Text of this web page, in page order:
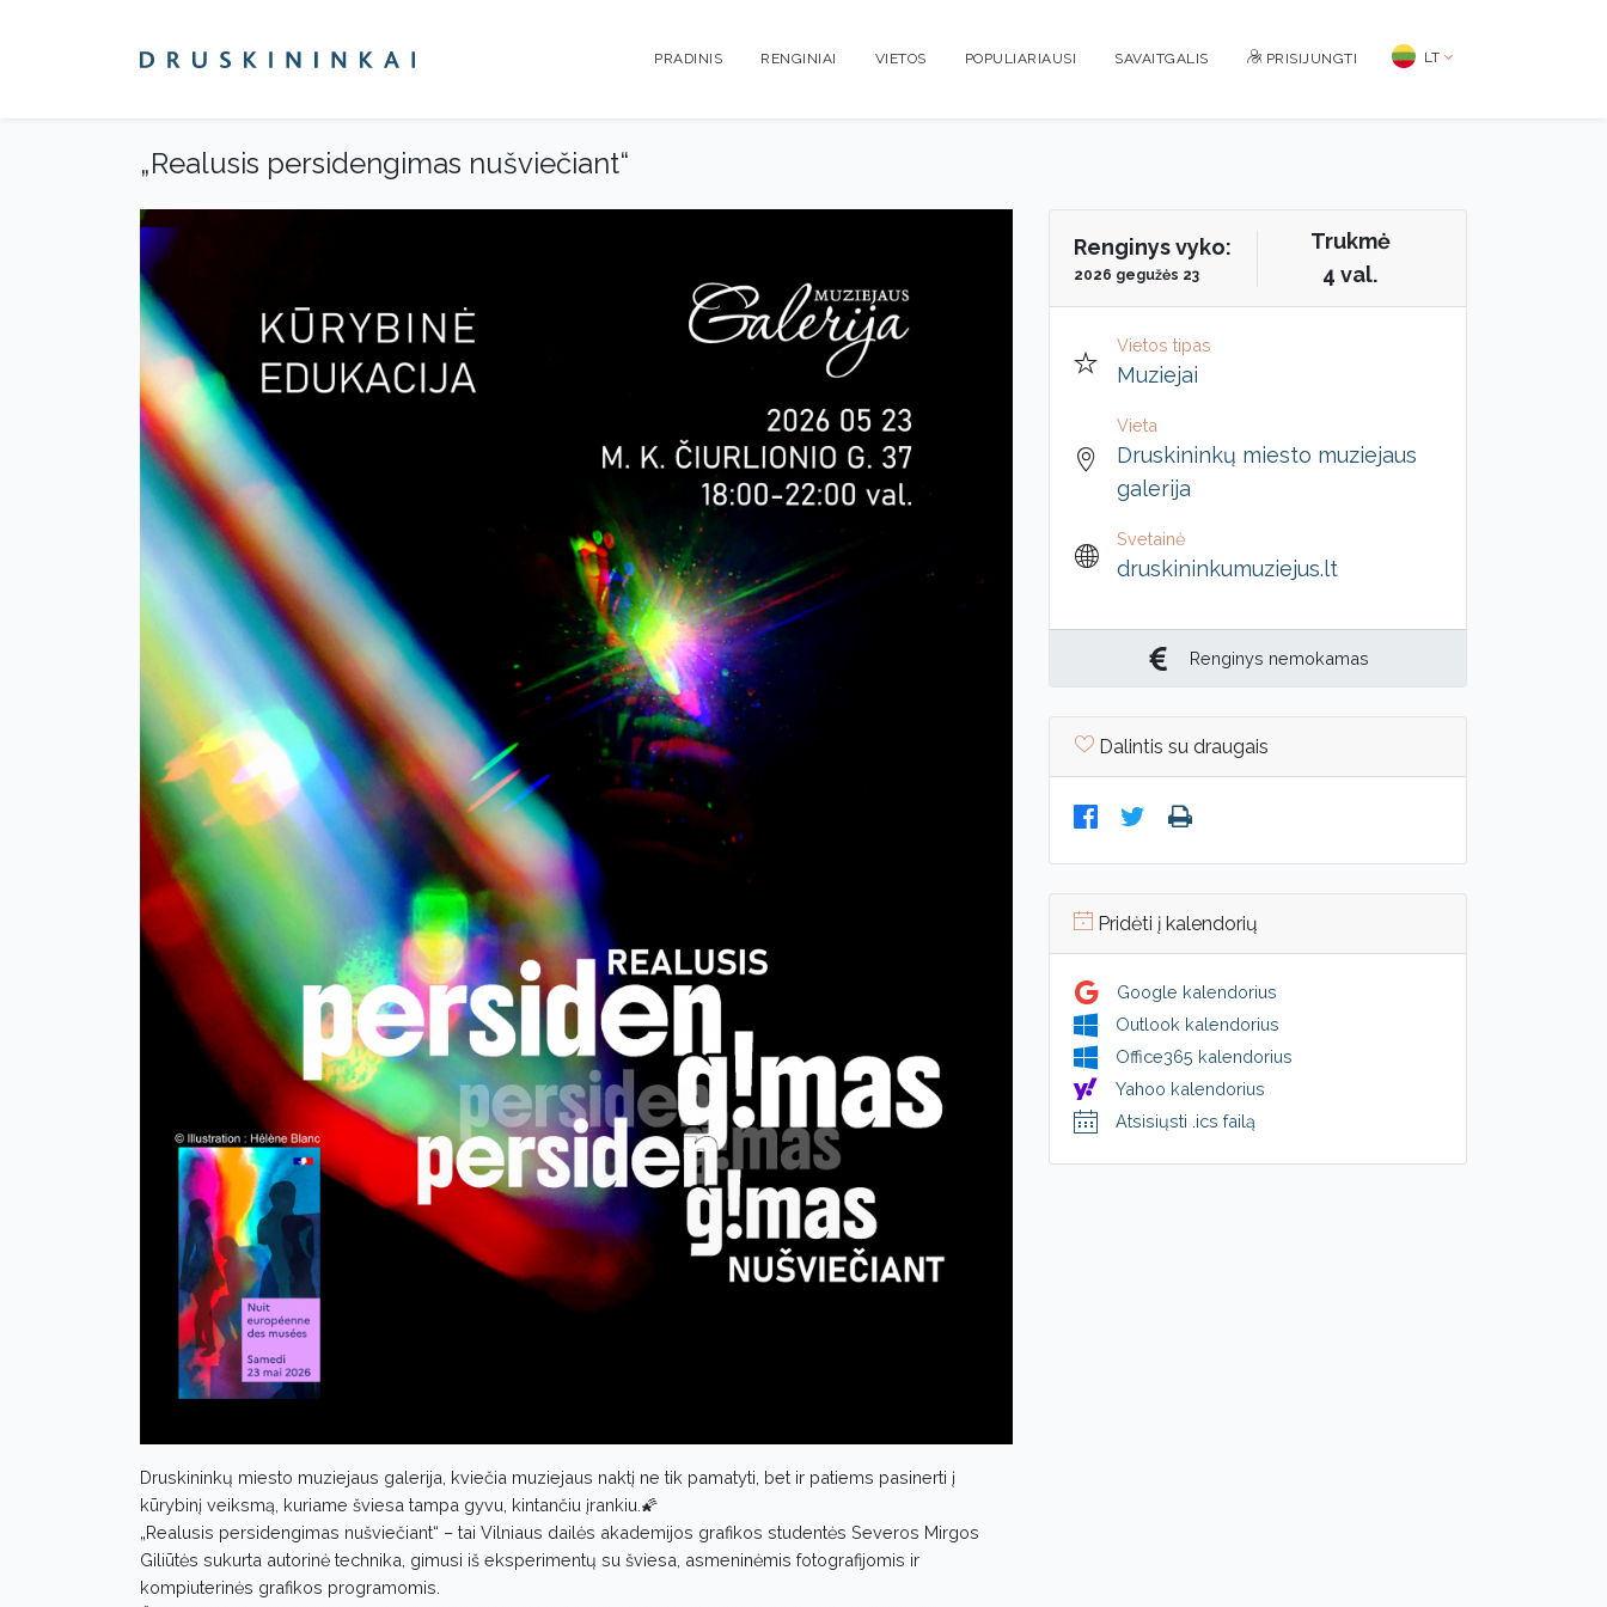
PRADINIS RENGINIAI VIETOS POPULIARIAUSI SAVAITGALIS PRISIJUNGTI LT
„Realusis persidengimas nušviečiant“
Druskininkų miesto muziejaus galerija, kviečia muziejaus naktį ne tik pamatyti, bet ir patiems pasinerti į
kūrybinį veiksmą, kuriame šviesa tampa gyvu, kintančiu įrankiu.🌠
„Realusis persidengimas nušviečiant“ – tai Vilniaus dailės akademijos grafikos studentės Severos Mirgos
Giliūtės sukurta autorinė technika, gimusi iš eksperimentų su šviesa, asmeninėmis fotografijomis ir
kompiuterinės grafikos programomis.
Renginys vyko:
2026 gegužės 23
Trukmė
4 val.
Vietos tipas
Muziejai
Vieta
Druskininkų miesto muziejaus
galerija
Svetainė
druskininkumuziejus.lt
Renginys nemokamas
Dalintis su draugais
Pridėti į kalendorių
Google kalendorius
Outlook kalendorius
Office365 kalendorius
Yahoo kalendorius
Atsisiųsti .ics failą